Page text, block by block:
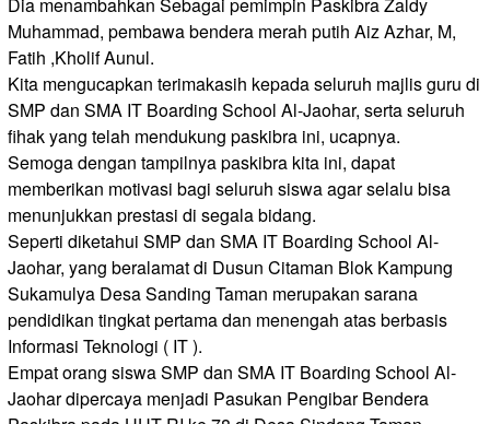
Muhammad, pembawa bendera merah putih Aiz Azhar, M,
Fatih ,Kholif Aunul.
Kita mengucapkan terimakasih kepada seluruh majlis guru di
SMP dan SMA IT Boarding School Al-Jaohar, serta seluruh
fihak yang telah mendukung paskibra ini, ucapnya.
Semoga dengan tampilnya paskibra kita ini, dapat
memberikan motivasi bagi seluruh siswa agar selalu bisa
menunjukkan prestasi di segala bidang.
Seperti diketahui SMP dan SMA IT Boarding School Al-
Jaohar, yang beralamat di Dusun Citaman Blok Kampung
Sukamulya Desa Sanding Taman merupakan sarana
pendidikan tingkat pertama dan menengah atas berbasis
Informasi Teknologi ( IT ).
Empat orang siswa SMP dan SMA IT Boarding School Al-
Jaohar dipercaya menjadi Pasukan Pengibar Bendera